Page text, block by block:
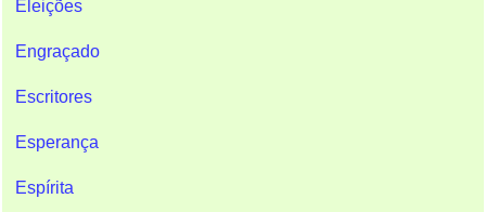
Eleições
Engraçado
Escritores
Esperança
Espírita